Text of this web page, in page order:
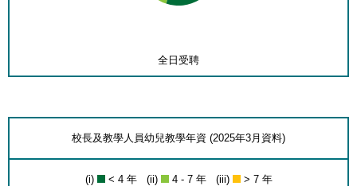
全日受聘
校長及教學人員幼兒教學年資 (2025年3月資料)
(i) < 4 年 (ii) 4 - 7 年 (iii) > 7 年